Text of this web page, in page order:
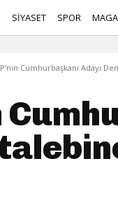
SİYASET SPOR
Cumhurbaşkanı Adayı